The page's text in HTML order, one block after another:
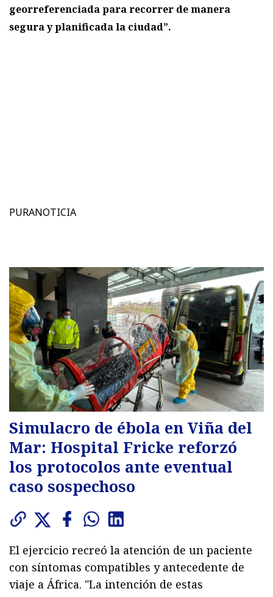
georreferenciada para recorrer de manera
segura y planificada la ciudad”.
PURANOTICIA
Simulacro de ébola en Viña del
Mar: Hospital Fricke reforzó
los protocolos ante eventual
caso sospechoso
El ejercicio recreó la atención de un paciente
con síntomas compatibles y antecedente de
viaje a África. "La intención de estas